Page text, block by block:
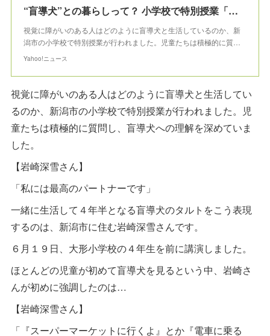
“盲導犬”との暮らしって？ 小学校で特別授業「どういう犬か多くの人に知ってほしい」【新潟市】（ＮＳＴ新潟総合テレビ） - Yahoo!ニュース
視覚に障がいのある人はどのように盲導犬と生活しているのか、新
潟市の小学校で特別授業が行われました。児童たちは積極的に質…
Yahoo!ニュース
視覚に障がいのある人はどのように盲導犬と生活してい
るのか、新潟市の小学校で特別授業が行われました。児
童たちは積極的に質問し、盲導犬への理解を深めていま
した。
【岩崎深雪さん】
「私には最高のパートナーです」
一緒に生活して４年半となる盲導犬のタルトをこう表現
するのは、新潟市に住む岩崎深雪さんです。
６月１９日、大形小学校の４年生を前に講演しました。
ほとんどの児童が初めて盲導犬を見るという中、岩崎さ
んが初めに強調したのは…
【岩崎深雪さん】
「『スーパーマーケットに行くよ』とか『電車に乗る